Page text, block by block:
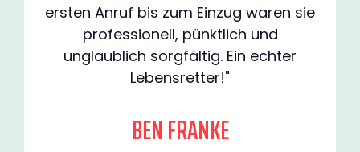
ersten Anruf bis zum Einzug waren sie
professionell, pünktlich und
unglaublich sorgfältig. Ein echter
Lebensretter!"
BEN FRANKE